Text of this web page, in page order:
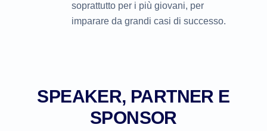
soprattutto per i più giovani, per
imparare da grandi casi di successo.
SPEAKER, PARTNER E
SPONSOR